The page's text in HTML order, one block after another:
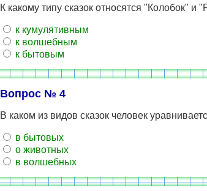
К какому типу сказок относятся "Колобок" и
к кумулятивным
к волшебным
к бытовым
Вопрос № 4
В каком из видов сказок человек
в бытовых
о животных
в волшебных